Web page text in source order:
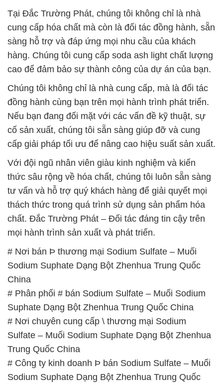
Tại Đắc Trường Phát, chúng tôi không chỉ là nhà
cung cấp hóa chất mà còn là đối tác đồng hành, sẵn
sàng hỗ trợ và đáp ứng mọi nhu cầu của khách
hàng. Chúng tôi cung cấp soda ash light chất lượng
cao để đảm bảo sự thành công của dự án của bạn.
Chúng tôi không chỉ là nhà cung cấp, mà là đối tác
đồng hành cùng bạn trên mọi hành trình phát triển.
Nếu bạn đang đối mặt với các vấn đề kỹ thuật, sự
cố sản xuất, chúng tôi sẵn sàng giúp đỡ và cung
cấp giải pháp tối ưu để nâng cao hiệu suất sản xuất.
Với đội ngũ nhân viên giàu kinh nghiệm và kiến
thức sâu rộng về hóa chất, chúng tôi luôn sẵn sàng
tư vấn và hỗ trợ quý khách hàng để giải quyết mọi
thách thức trong quá trình sử dụng sản phẩm hóa
chất. Đắc Trường Phát – Đối tác đáng tin cậy trên
mọi hành trình sản xuất và phát triển.
# Nơi bán Þ thương mại Sodium Sulfate – Muối
Sodium Suphate Dạng Bột Zhenhua Trung Quốc
China
# Phân phối # bán Sodium Sulfate – Muối Sodium
Suphate Dạng Bột Zhenhua Trung Quốc China
# Nơi chuyên cung cấp \ thương mại Sodium
Sulfate – Muối Sodium Suphate Dạng Bột Zhenhua
Trung Quốc China
# Công ty kinh doanh Þ bán Sodium Sulfate – Muối
Sodium Suphate Dạng Bột Zhenhua Trung Quốc